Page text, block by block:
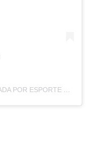
UMA PUBLICAÇÃO COMPARTILHADA POR ESPORTE CLUBE VITÓRIA (@ECVITORIA)